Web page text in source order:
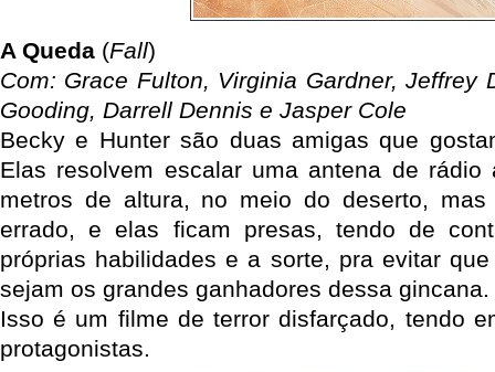
A Queda (Fall)
Com: Grace Fulton, Virginia Gardner, Jeffrey
Gooding, Darrell Dennis e Jasper Cole
Becky e Hunter são duas amigas que
Elas resolvem escalar uma antena de rádio
metros de altura, no meio do deserto, mas
errado, e elas ficam presas, tendo de
próprias habilidades e a sorte, pra evitar
sejam os grandes ganhadores dessa gincana.
Isso é um filme de terror disfarçado, tendo
protagonistas.